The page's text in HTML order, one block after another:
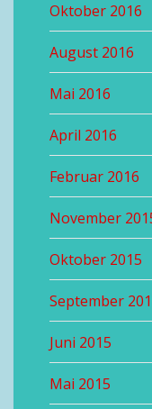
Oktober 2016
August 2016
Mai 2016
April 2016
Februar 2016
November
Oktober 2015
September
Juni 2015
Mai 2015